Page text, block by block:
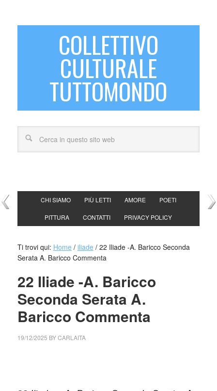
COLLETTIVO
CULTURALE
TUTTOMONDO
CHI SIAMO PIÙ LETTI AMORE POETI
PITTURA CONTATTI PRIVACY POLICY
Ti trovi qui: Home / iliade /22 Iliade -A. Baricco Seconda
Serata A. Baricco Commenta
22 Iliade -A. Baricco
Seconda Serata A.
Baricco Commenta
19/12/2025 BYCARLAITA